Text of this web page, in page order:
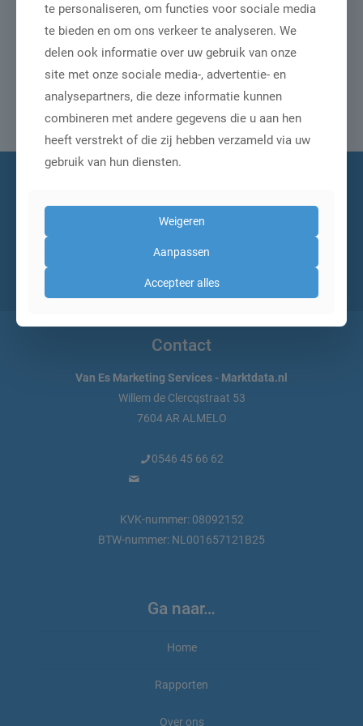
aan derden verstrekt. Bij iedere verzonden uitnodiging kunt u
zich eenvoudig afmelden indien gewenst. Onderzoeken van
Een uitgebreidere privacyverklaring kunt uhierraadplegen.
nieuwsbrief
Contact
Van Es Marketing Services - Marktdata.nl
Willem de Clercqstraat 53
7604 AR ALMELO
0546 45 66 62
KVK-nummer: 08092152
BTW-nummer: NL001657121B25
Ga naar…
Home
Rapporten
Rapporten bestellen
Over ons
te personaliseren, om functies voor sociale media
te bieden en om ons verkeer te analyseren. We
delen ook informatie over uw gebruik van onze
site met onze sociale media-, advertentie- en
analysepartners, die deze informatie kunnen
combineren met andere gegevens die u aan hen
heeft verstrekt of die zij hebben verzameld via uw
gebruik van hun diensten.
Weigeren
Aanpassen
Accepteer alles